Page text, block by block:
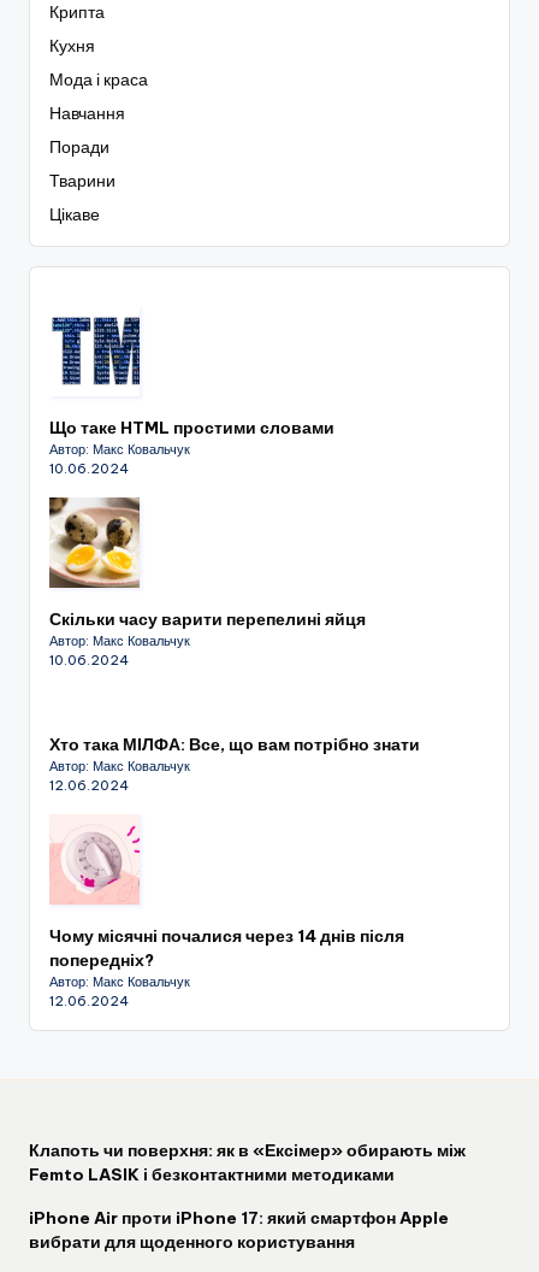
Крипта
Кухня
Мода і краса
Навчання
Поради
Тварини
Цікаве
Що таке HTML простими словами
Автор: Макс Ковальчук
10.06.2024
Скільки часу варити перепелині яйця
Автор: Макс Ковальчук
10.06.2024
Хто така МІЛФА: Все, що вам потрібно знати
Автор: Макс Ковальчук
12.06.2024
Чому місячні почалися через 14 днів після
попередніх?
Автор: Макс Ковальчук
12.06.2024
Клапоть чи поверхня: як в «Ексімер» обирають між
Femto LASIK і безконтактними методиками
iPhone Air проти iPhone 17: який смартфон Apple
вибрати для щоденного користування